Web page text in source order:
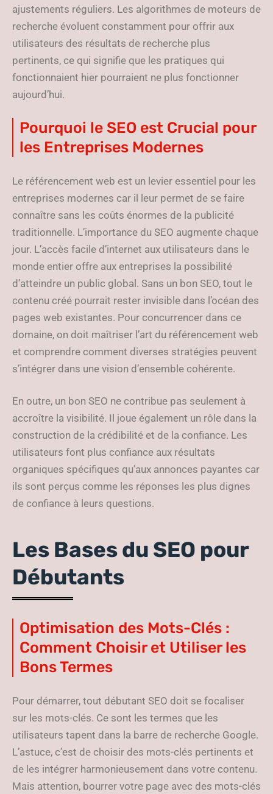
ajustements réguliers. Les algorithmes de moteurs de
recherche évoluent constamment pour offrir aux
utilisateurs des résultats de recherche plus
pertinents, ce qui signifie que les pratiques qui
fonctionnaient hier pourraient ne plus fonctionner
aujourd’hui.
Pourquoi le SEO est Crucial pour
les Entreprises Modernes
Le référencement web est un levier essentiel pour les
entreprises modernes car il leur permet de se faire
connaître sans les coûts énormes de la publicité
traditionnelle. L’importance du SEO augmente chaque
jour. L’accès facile d’internet aux utilisateurs dans le
monde entier offre aux entreprises la possibilité
d’atteindre un public global. Sans un bon SEO, tout le
contenu créé pourrait rester invisible dans l’océan des
pages web existantes. Pour concurrencer dans ce
domaine, on doit maîtriser l’art du référencement web
et comprendre comment diverses stratégies peuvent
s’intégrer dans une vision d’ensemble cohérente.
En outre, un bon SEO ne contribue pas seulement à
accroître la visibilité. Il joue également un rôle dans la
construction de la crédibilité et de la confiance. Les
utilisateurs font plus confiance aux résultats
organiques spécifiques qu’aux annonces payantes car
ils sont perçus comme les réponses les plus dignes
de confiance à leurs questions.
Les Bases du SEO pour
Débutants
Optimisation des Mots-Clés :
Comment Choisir et Utiliser les
Bons Termes
Pour démarrer, tout débutant SEO doit se focaliser
sur les mots-clés. Ce sont les termes que les
utilisateurs tapent dans la barre de recherche Google.
L’astuce, c’est de choisir des mots-clés pertinents et
de les intégrer harmonieusement dans votre contenu.
Mais attention, bourrer votre page avec des mots-clés